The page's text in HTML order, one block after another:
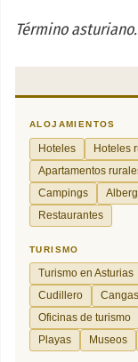
Término asturiano.